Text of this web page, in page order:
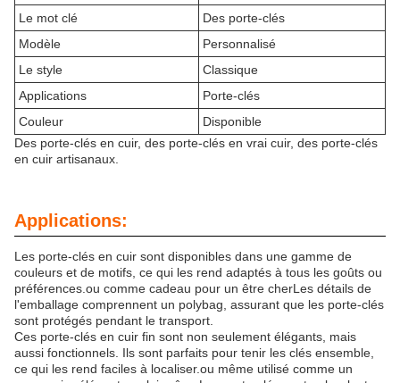
Le mot clé
Des porte-clés
Modèle
Personnalisé
Le style
Classique
Applications
Porte-clés
Couleur
Disponible
Des porte-clés en cuir, des porte-clés en vrai cuir, des porte-clés
en cuir artisanaux.
Applications:
Les porte-clés en cuir sont disponibles dans une gamme de
couleurs et de motifs, ce qui les rend adaptés à tous les goûts ou
préférences.ou comme cadeau pour un être cherLes détails de
l'emballage comprennent un polybag, assurant que les porte-clés
sont protégés pendant le transport.
Ces porte-clés en cuir fin sont non seulement élégants, mais
aussi fonctionnels. Ils sont parfaits pour tenir les clés ensemble,
ce qui les rend faciles à localiser.ou même utilisé comme un